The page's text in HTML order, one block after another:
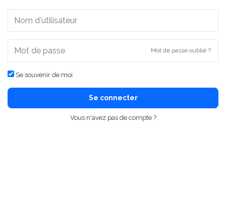
Mot de passe oublié ?
Se souvenir de moi
Se connecter
Vous n'avez pas de compte ?